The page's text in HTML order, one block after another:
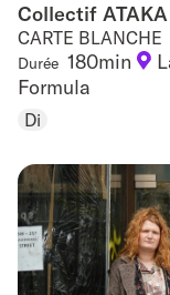
Collectif ATAKA
Collectif ATAKA
CARTE BLANCHE
Durée 180min
Formula
Di